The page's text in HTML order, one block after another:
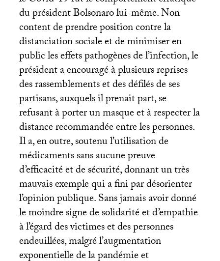
du président Bolsonaro lui-même. Non
content de prendre position contre la
distanciation sociale et de minimiser en
public les effets pathogènes de l’infection, le
président a encouragé à plusieurs reprises
des rassemblements et des défilés de ses
partisans, auxquels il prenait part, se
refusant à porter un masque et à respecter la
distance recommandée entre les personnes.
Il a, en outre, soutenu l’utilisation de
médicaments sans aucune preuve
d’efficacité et de sécurité, donnant un très
mauvais exemple qui a fini par désorienter
l’opinion publique. Sans jamais avoir donné
le moindre signe de solidarité et d’empathie
à l’égard des victimes et des personnes
endeuillées, malgré l’augmentation
exponentielle de la pandémie et